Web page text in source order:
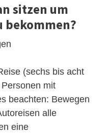
sitzen um
bekommen?
(sechs bis acht
mit
beachten: Bewegen
alle
eine